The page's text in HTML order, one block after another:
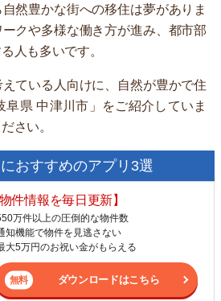
然豊かな街への移住は夢がありま
クや多様な働き方が進み、都市部
人も多いです。
ている人向けに、自然が豊かで住
県 中津川市」をご紹介していま
さい。
おすすめのアプリ3選
物件情報を毎日更新】
万件以上の圧倒的な物件数
知機能で物件を見逃さない
大5万円のお祝い金がもらえる
ダウンロードはこちら